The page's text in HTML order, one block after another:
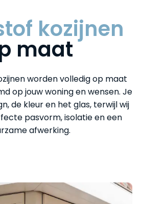
kozijnen
maat
worden volledig op maat
op jouw woning en wensen. Je
de kleur en het glas, terwijl wij
pasvorm, isolatie en een
afwerking.